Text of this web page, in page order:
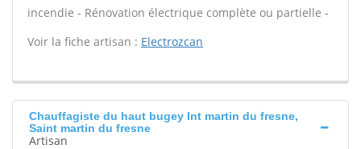
incendie - Rénovation électrique complète ou partielle -
Voir la fiche artisan : Electrozcan
Chauffagiste du haut bugey Int martin du fresne,
Saint martin du fresne
Artisan